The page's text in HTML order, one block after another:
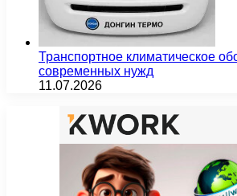
Транспортное климатическое
современных нужд
11.07.2026